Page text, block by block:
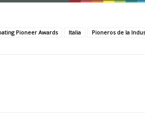
Pioneer Awards Italia Pioneros de la